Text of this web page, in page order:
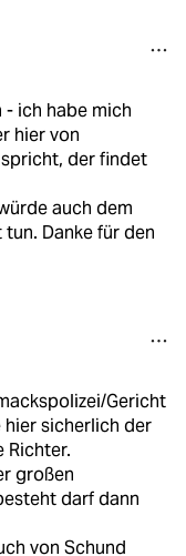
ich habe mich
hier von
der findet
auch dem
Danke für den
Gericht
sicherlich der
Richter.
großen
darf dann
von Schund